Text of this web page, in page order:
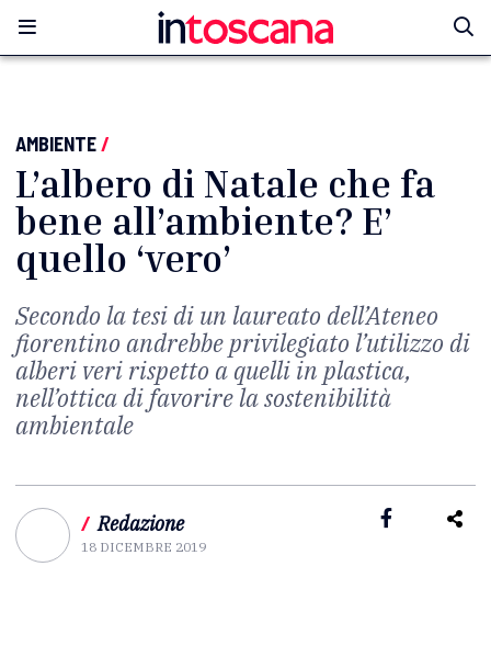
AMBIENTE/
L’albero di Natale che fa
bene all’ambiente? E’
quello ‘vero’
Secondo la tesi di un laureato dell’Ateneo
fiorentino andrebbe privilegiato l’utilizzo di
alberi veri rispetto a quelli in plastica,
nell’ottica di favorire la sostenibilità
ambientale
/ Redazione
18 DICEMBRE 2019